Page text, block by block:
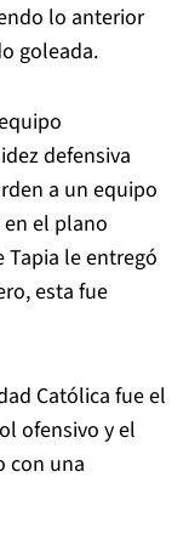
lo anterior
goleada.
defensiva
a un equipo
el plano
Tapia le entregó
esta fue
Católica fue el
ofensivo y el
con una